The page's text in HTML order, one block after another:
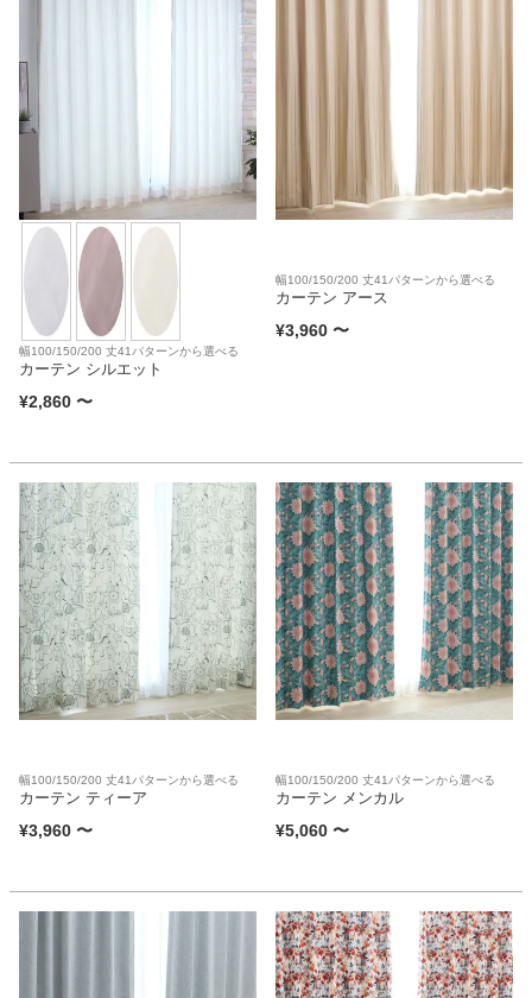
幅100/150/200 丈41パターンから選べる
カーテン シルエット
¥2,860 〜
幅100/150/200 丈41パターンから選べる
カーテン アース
¥3,960 〜
幅100/150/200 丈41パターンから選べる
カーテン ティーア
¥3,960 〜
幅100/150/200 丈41パターンから選べる
カーテン メンカル
¥5,060 〜